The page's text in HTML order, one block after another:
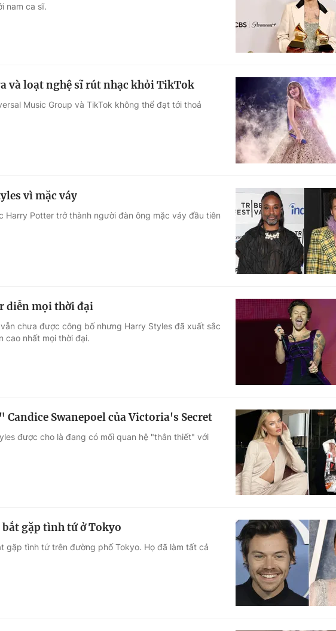
cuộc sống
Thị trường
Tư vấn
nam ca sĩ.
và loạt nghệ sĩ rút nhạc khỏi TikTok
Music Group và TikTok không thể đạt tới thoả
vì mặc váy
Harry Potter trở thành người đàn ông mặc váy đầu tiên
diễn mọi thời đại
chưa được công bố nhưng Harry Styles đã xuất sắc
cao nhất mọi thời đại.
Swanepoel của Victoria's Secret
được cho là đang có mối quan hệ "thân thiết" với
gặp tình tứ ở Tokyo
gặp tình tứ trên đường phố Tokyo. Họ đã làm tất cả